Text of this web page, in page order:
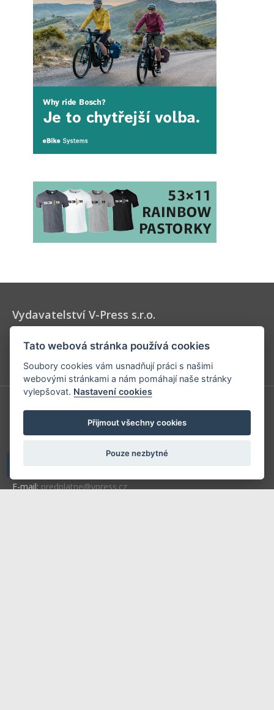
Vydavatelství V-Press s.r.o.
Vydavatel časopisů Velo, 53 x 11 a Elektrokola, určených pro
všechny milovníky cyklistiky a jízdních kol.
E-mail: predplatne@vpress.cz
Tato webová stránka používá cookies
Soubory cookies vám usnadňují práci s našimi
webovými stránkami a nám pomáhají naše stránky
vylepšovat. Nastavení cookies
Přijmout všechny cookies
Pouze nezbytné